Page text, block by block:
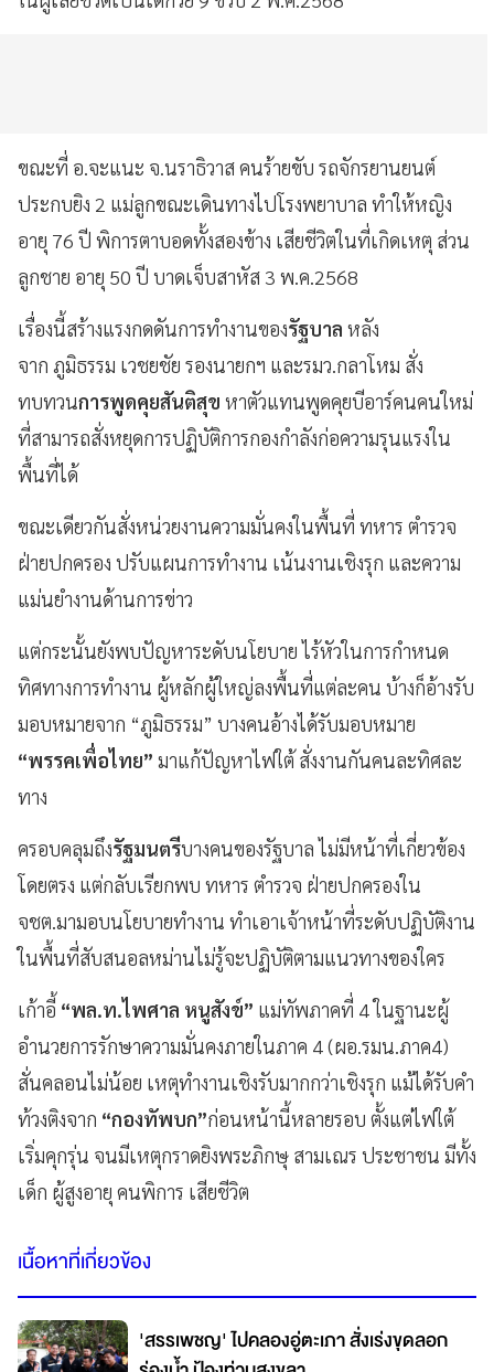
ขณะที่ อ.จะแนะ จ.นราธิวาส คนร้ายขับ รถจักรยานยนต์
ประกบยิง 2 แม่ลูกขณะเดินทางไปโรงพยาบาล ทำให้หญิง
อายุ 76 ปี พิการตาบอดทั้งสองข้าง เสียชีวิตในที่เกิดเหตุ ส่วน
ลูกชาย อายุ 50 ปี บาดเจ็บสาหัส 3 พ.ค.2568
เรื่องนี้สร้างแรงกดดันการทำงานของรัฐบาล หลัง
จาก ภูมิธรรม เวชยชัย รองนายกฯ และรมว.กลาโหม สั่ง
ทบทวนการพูดคุยสันติสุข หาตัวแทนพูดคุยบีอาร์คนคนใหม่
ที่สามารถสั่งหยุดการปฏิบัติการกองกำลังก่อความรุนแรงใน
พื้นที่ได้
ขณะเดียวกันสั่งหน่วยงานความมั่นคงในพื้นที่ ทหาร ตำรวจ
ฝ่ายปกครอง ปรับแผนการทำงาน เน้นงานเชิงรุก และความ
แม่นยำงานด้านการข่าว
แต่กระนั้นยังพบปัญหาระดับนโยบาย ไร้หัวในการกำหนด
ทิศทางการทำงาน ผู้หลักผู้ใหญ่ลงพื้นที่แต่ละคน บ้างก็อ้างรับ
มอบหมายจาก “ภูมิธรรม” บางคนอ้างได้รับมอบหมาย
“พรรคเพื่อไทย” มาแก้ปัญหาไฟใต้ สั่งงานกันคนละทิศละ
ทาง
ครอบคลุมถึงรัฐมนตรีบางคนของรัฐบาล ไม่มีหน้าที่เกี่ยวข้อง
โดยตรง แต่กลับเรียกพบ ทหาร ตำรวจ ฝ่ายปกครองใน
จชต.มามอบนโยบายทำงาน ทำเอาเจ้าหน้าที่ระดับปฏิบัติงาน
ในพื้นที่สับสนอลหม่านไม่รู้จะปฏิบัติตามแนวทางของใคร
เก้าอี้ “พล.ท.ไพศาล หนูสังข์” แม่ทัพภาคที่ 4 ในฐานะผู้
อำนวยการรักษาความมั่นคงภายในภาค 4 (ผอ.รมน.ภาค4)
สั่นคลอนไม่น้อย เหตุทำงานเชิงรับมากกว่าเชิงรุก แม้ได้รับคำ
ท้วงติงจาก “กองทัพบก”ก่อนหน้านี้หลายรอบ ตั้งแต่ไฟใต้
เริ่มคุกรุ่น จนมีเหตุกราดยิงพระภิกษุ สามเณร ประชาชน มีทั้ง
เด็ก ผู้สูงอายุ คนพิการ เสียชีวิต
เนื้อหาที่เกี่ยวข้อง
'สรรเพชญ' ไปคลองอู่ตะเภา สั่งเร่งขุดลอก